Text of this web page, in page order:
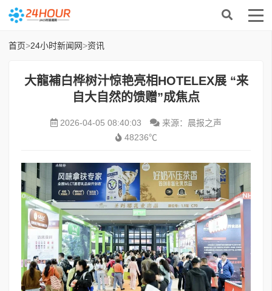
首页>24小时新闻网>资讯
大龍補白桦树汁惊艳亮相HOTELEX展 “来
自大自然的馈赠”成焦点
2026-04-05 08:40:03
来源：晨报之声
48236℃